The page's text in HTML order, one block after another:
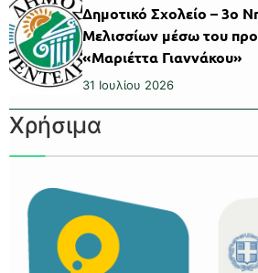
Δημοτικό Σχολείο – 3ο
Μελισσίων μέσω του
«Μαριέττα Γιαννάκου»
31 Ιουλίου 2026
Χρήσιμα